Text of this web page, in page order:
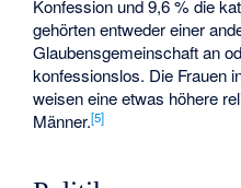
Konfession und 9,6 % die
gehörten entweder einer
Glaubensgemeinschaft an
konfessionslos. Die Frauen
weisen eine etwas höhere
Männer.[5]